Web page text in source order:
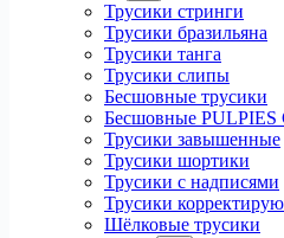
Трусики стринги
Трусики бразильяна
Трусики танга
Трусики слипы
Бесшовные трусики
Бесшовные
Трусики завышенные
Трусики шортики
Трусики с надписями
Трусики
Шёлковые трусики